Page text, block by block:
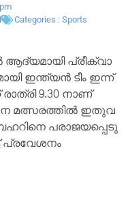
Categories : Sports
പ്രീ​ക്വാ​
ഇന്ത്യൻ ടീം ഇന്ന്
9.30 നാണ്
മ​ത്സ​ര​ത്തി​ല്‍ ഇ​തു​വ​
പ​രാ​ജ​യ​പ്പെ​ടു​
പ്ര​വേ​ശ​നം